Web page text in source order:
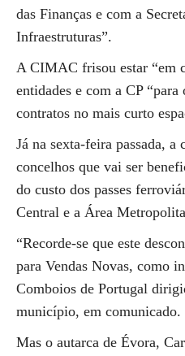
das Finanças e com a
Infraestruturas”.
A CIMAC frisou estar “em
entidades e com a CP
contratos no mais curto
Já na sexta-feira passada, a
concelhos que vai ser
do custo dos passes
Central e a Área
“Recorde-se que este
para Vendas Novas, como
Comboios de Portugal
município, em comunicado.
Mas o autarca de Évora,